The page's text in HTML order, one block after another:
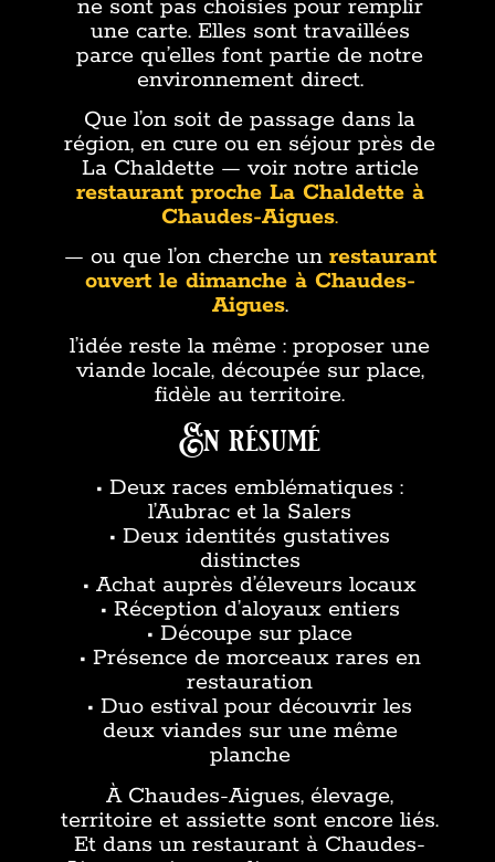
ne sont pas choisies pour remplir
une carte. Elles sont travaillées
parce qu’elles font partie de notre
environnement direct.
Que l’on soit de passage dans la
région, en cure ou en séjour près de
La Chaldette — voir notre article
restaurant proche La Chaldette à
Chaudes-Aigues.
— ou que l’on cherche un restaurant
ouvert le dimanche à Chaudes-
Aigues.
l’idée reste la même : proposer une
viande locale, découpée sur place,
fidèle au territoire.
En résumé
• Deux races emblématiques :
l’Aubrac et la Salers
• Deux identités gustatives
distinctes
• Achat auprès d’éleveurs locaux
• Réception d’aloyaux entiers
• Découpe sur place
• Présence de morceaux rares en
restauration
• Duo estival pour découvrir les
deux viandes sur une même
planche
À Chaudes-Aigues, élevage,
territoire et assiette sont encore liés.
Et dans un restaurant à Chaudes-